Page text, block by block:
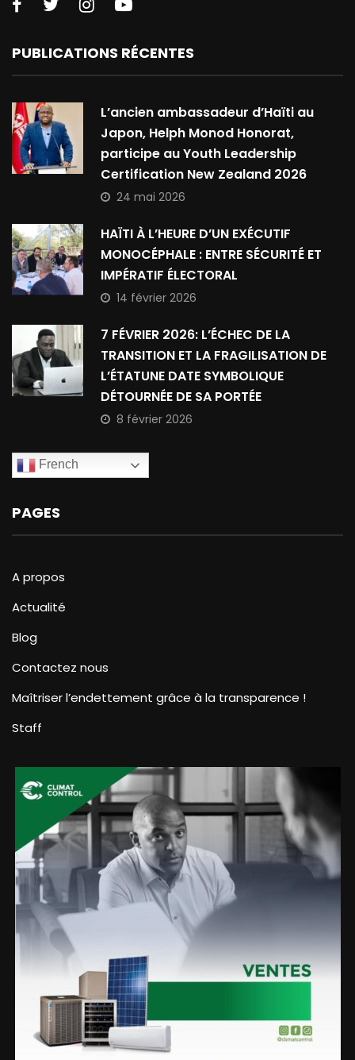
PUBLICATIONS RÉCENTES
L’ancien ambassadeur d’Haïti au
Japon, Helph Monod Honorat,
participe au Youth Leadership
Certification New Zealand 2026
24 mai 2026
HAÏTI À L’HEURE D’UN EXÉCUTIF
MONOCÉPHALE : ENTRE SÉCURITÉ ET
IMPÉRATIF ÉLECTORAL
14 février 2026
7 FÉVRIER 2026: L’ÉCHEC DE LA
TRANSITION ET LA FRAGILISATION DE
L’ÉTATUNE DATE SYMBOLIQUE
DÉTOURNÉE DE SA PORTÉE
8 février 2026
French
PAGES
A propos
Actualité
Blog
Contactez nous
Maîtriser l’endettement grâce à la transparence !
Staff